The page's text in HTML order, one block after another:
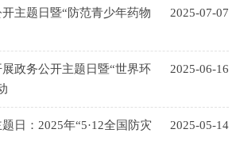
2025-07-07
主题日暨“防范青少年药物
2025-06-16
政务公开主题日暨“世界环
2025-05-14
日：2025年“5·12全国防灾